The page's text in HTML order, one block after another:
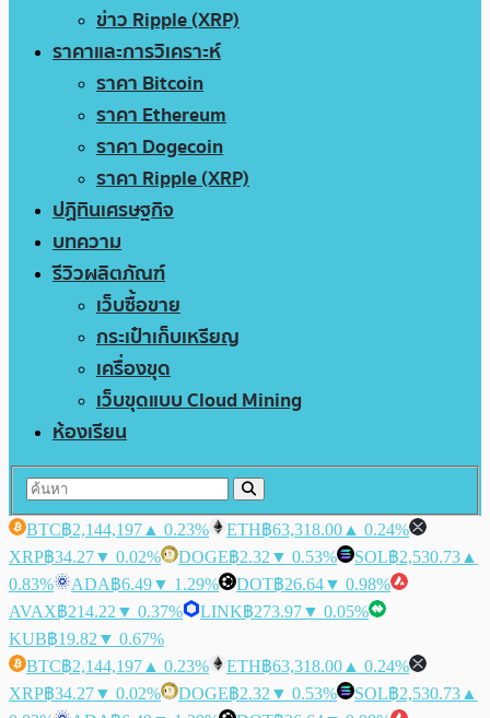
ข่าว Ripple (XRP)
ราคาและการวิเคราะห์
ราคา Bitcoin
ราคา Ethereum
ราคา Dogecoin
ราคา Ripple (XRP)
ปฏิทินเศรษฐกิจ
บทความ
รีวิวผลิตภัณฑ์
เว็บซื้อขาย
กระเป๋าเก็บเหรียญ
เครื่องขุด
เว็บขุดแบบ Cloud Mining
ห้องเรียน
BTC฿2,144,197 ▲ 0.23% ETH฿63,318.00 ▲ 0.24%
XRP฿34.27▼ 0.02% DOGE฿2.32 ▼ 0.53% SOL฿2,530.73 ▲
0.83%
ADA฿6.49▼ 1.29% DOT฿26.64▼ 0.98%
AVAX฿214.22 ▼ 0.37% LINK฿273.97▼ 0.05%
KUB฿19.82 ▼ 0.67%
BTC฿2,144,197 ▲ 0.23% ETH฿63,318.00 ▲ 0.24%
XRP฿34.27▼ 0.02% DOGE฿2.32 ▼ 0.53% SOL฿2,530.73 ▲